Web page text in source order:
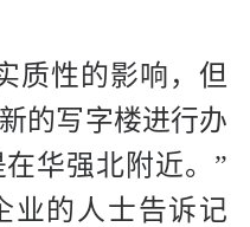
质性的影响，但
的写字楼进行办
华强北附近。”
业的人士告诉记